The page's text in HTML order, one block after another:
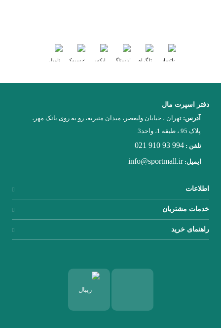
دفتر اسپرت مال
آدرس: تهران ، خیابان ولیعصر، میدان منیریه، رو به روی بانک مهر،
پلاک 95 ، طبقه 1، واحد3
تلفن : 021 910 93 994
ایمیل:info@sportmall.ir
اطلاعات
خدمات مشتریان
راهنمای خرید